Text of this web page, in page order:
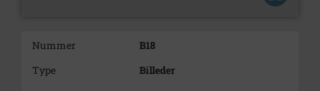
Nummer
B18
Type
Billeder